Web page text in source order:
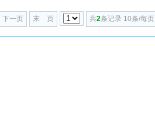
下一页 末 页 共2条记录 10条/每页